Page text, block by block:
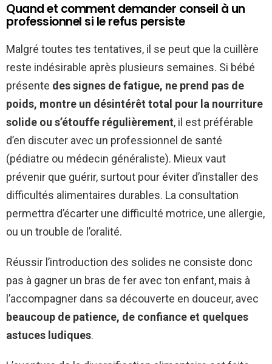
Quand et comment demander conseil à un
professionnel si le refus persiste
Malgré toutes tes tentatives, il se peut que la cuillère
reste indésirable après plusieurs semaines. Si bébé
présente des signes de fatigue, ne prend pas de
poids, montre un désintérêt total pour la nourriture
solide ou s’étouffe régulièrement, il est préférable
d’en discuter avec un professionnel de santé
(pédiatre ou médecin généraliste). Mieux vaut
prévenir que guérir, surtout pour éviter d’installer des
difficultés alimentaires durables. La consultation
permettra d’écarter une difficulté motrice, une allergie,
ou un trouble de l’oralité.
Réussir l’introduction des solides ne consiste donc
pas à gagner un bras de fer avec ton enfant, mais à
l’accompagner dans sa découverte en douceur, avec
beaucoup de patience, de confiance et quelques
astuces ludiques.